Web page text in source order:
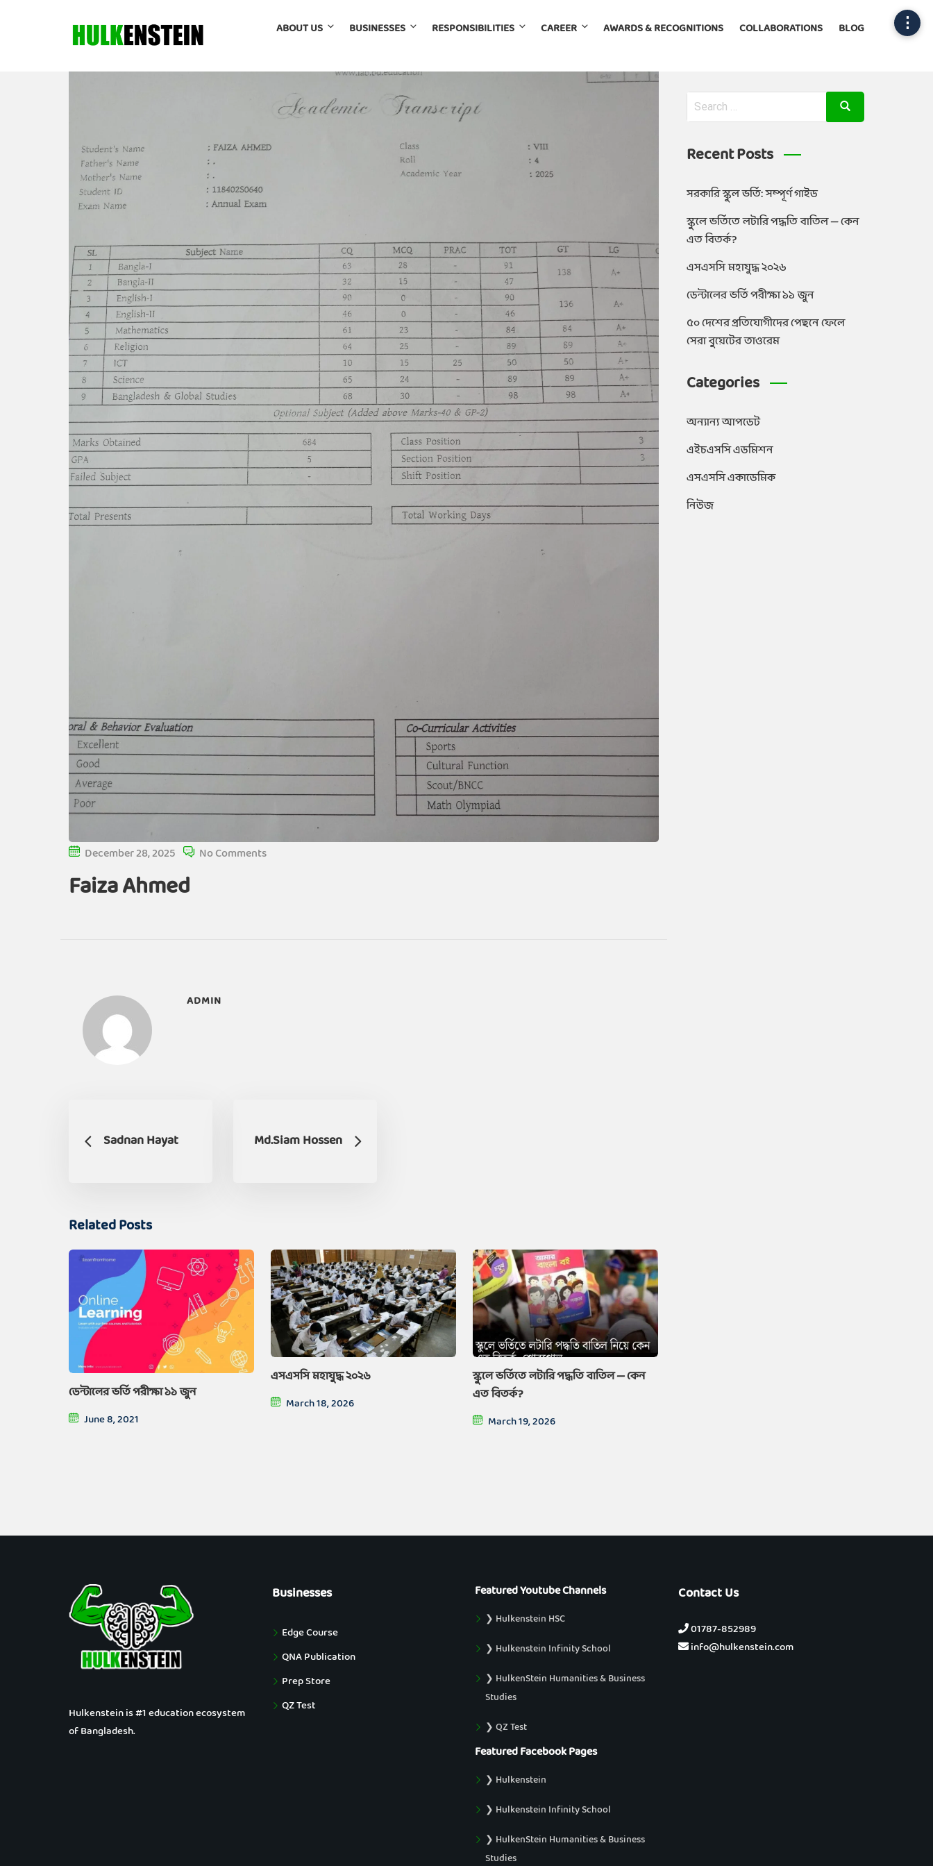
ABOUT US BUSINESSES RESPONSIBILITIES CAREER AWARDS & RECOGNITIONS COLLABORATIONS BLOG
December 28, 2025 No Comments
Faiza Ahmed
ADMIN
Sadnan Hayat Md.Siam Hossen
Related Posts
ডেন্টালের ভর্তি পরীক্ষা ১১ জুন
June 8, 2021
এসএসসি মহাযুদ্ধ ২০২৬
March 18, 2026
স্কুলে ভর্তিতে লটারি পদ্ধতি বাতিল — কেন
এত বিতর্ক?
March 19, 2026
Recent Posts
সরকারি স্কুল ভর্তি: সম্পূর্ণ গাইড
স্কুলে ভর্তিতে লটারি পদ্ধতি বাতিল — কেন
এত বিতর্ক?
এসএসসি মহাযুদ্ধ ২০২৬
ডেন্টালের ভর্তি পরীক্ষা ১১ জুন
৫০ দেশের প্রতিযোগীদের পেছনে ফেলে
সেরা বুয়েটের তাওরেম
Categories
অন্যান্য আপডেট
এইচএসসি এডমিশন
এসএসসি একাডেমিক
নিউজ
Hulkenstein is #1 education ecosystem
of Bangladesh.
Businesses
Edge Course
QNA Publication
Prep Store
QZ Test
Featured Youtube Channels
❯ Hulkenstein HSC
❯ Hulkenstein Infinity School
❯ HulkenStein Humanities & Business
Studies
❯ QZ Test
Featured Facebook Pages
❯ Hulkenstein
❯ Hulkenstein Infinity School
❯ HulkenStein Humanities & Business
Studies
Contact Us
01787-852989
info@hulkenstein.com
⋮